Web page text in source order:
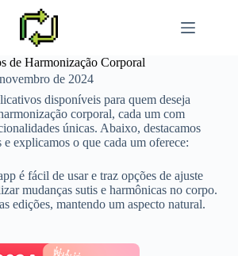
de Harmonização Corporal
de 2024
disponíveis para quem deseja
corporal, cada um com
únicas. Abaixo, destacamos
e explicamos o que cada um oferece:
é fácil de usar e traz opções de ajuste
mudanças sutis e harmônicas no corpo.
edições, mantendo um aspecto natural.